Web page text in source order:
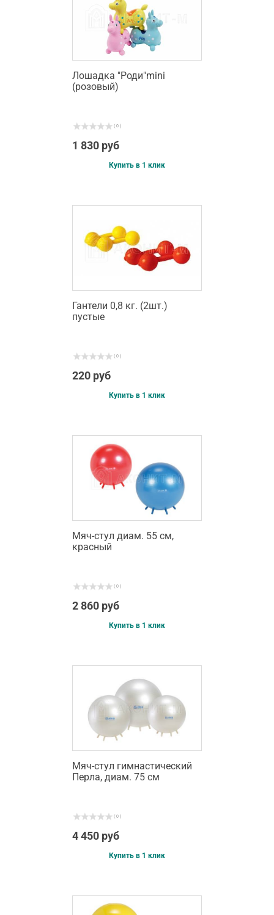
Лошадка "Роди"mini
(розовый)
( 0 )
1 830 руб
Купить в 1 клик
Гантели 0,8 кг. (2шт.)
пустые
( 0 )
220 руб
Купить в 1 клик
Мяч-стул диам. 55 см,
красный
( 0 )
2 860 руб
Купить в 1 клик
Мяч-стул гимнастический
Перла, диам. 75 см
( 0 )
4 450 руб
Купить в 1 клик